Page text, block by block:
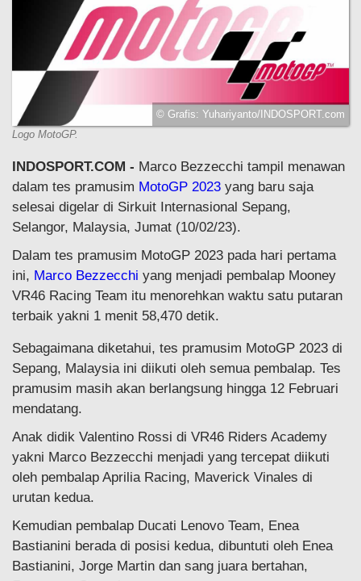
© Grafis: Yuhariyanto/INDOSPORT.com
Logo MotoGP.
INDOSPORT.COM - Marco Bezzecchi tampil menawan
dalam tes pramusim MotoGP 2023 yang baru saja
selesai digelar di Sirkuit Internasional Sepang,
Selangor, Malaysia, Jumat (10/02/23).
Dalam tes pramusim MotoGP 2023 pada hari pertama
ini, Marco Bezzecchi yang menjadi pembalap Mooney
VR46 Racing Team itu menorehkan waktu satu putaran
terbaik yakni 1 menit 58,470 detik.
Sebagaimana diketahui, tes pramusim MotoGP 2023 di
Sepang, Malaysia ini diikuti oleh semua pembalap. Tes
pramusim masih akan berlangsung hingga 12 Februari
mendatang.
Anak didik Valentino Rossi di VR46 Riders Academy
yakni Marco Bezzecchi menjadi yang tercepat diikuti
oleh pembalap Aprilia Racing, Maverick Vinales di
urutan kedua.
Kemudian pembalap Ducati Lenovo Team, Enea
Bastianini berada di posisi kedua, dibuntuti oleh Enea
Bastianini, Jorge Martin dan sang juara bertahan,